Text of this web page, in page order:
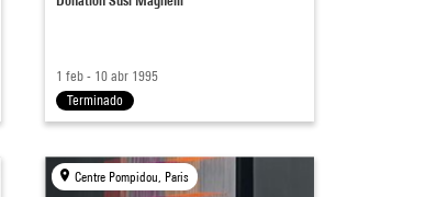
1 feb - 10 abr 1995
Terminado
Centre Pompidou, Paris